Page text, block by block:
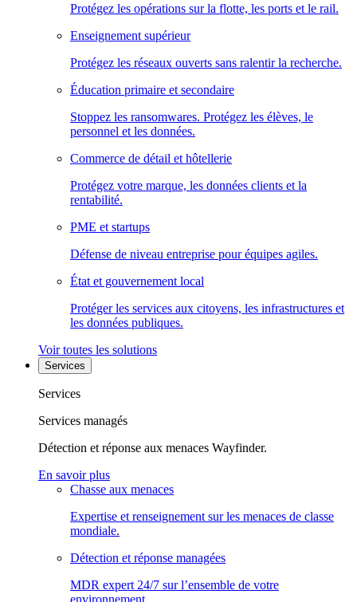
Protégez les opérations sur la flotte, les ports et le rail.
Enseignement supérieur
Protégez les réseaux ouverts sans ralentir la recherche.
Éducation primaire et secondaire
Stoppez les ransomwares. Protégez les élèves, le
personnel et les données.
Commerce de détail et hôtellerie
Protégez votre marque, les données clients et la
rentabilité.
PME et startups
Défense de niveau entreprise pour équipes agiles.
État et gouvernement local
Protéger les services aux citoyens, les infrastructures et
les données publiques.
Voir toutes les solutions
Services
Services
Services managés
Détection et réponse aux menaces Wayfinder.
En savoir plus
Chasse aux menaces
Expertise et renseignement sur les menaces de classe
mondiale.
Détection et réponse managées
MDR expert 24/7 sur l’ensemble de votre
environnement.